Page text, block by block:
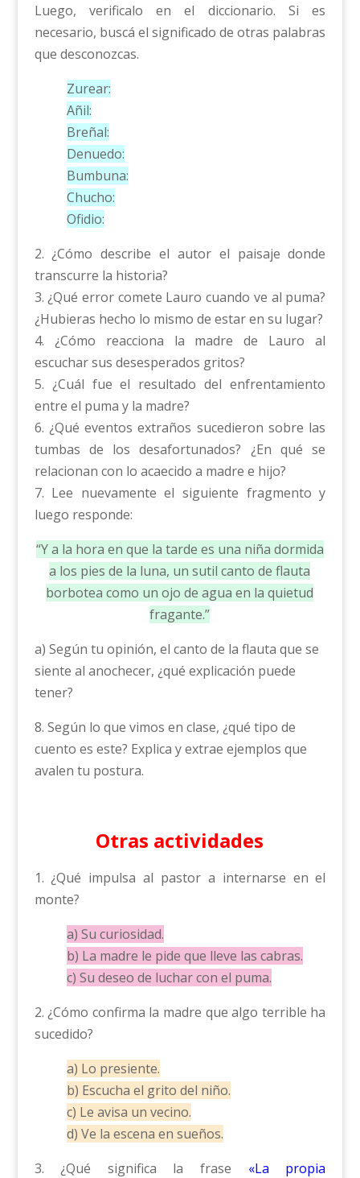
Luego, verificalo en el diccionario. Si es
necesario, buscá el significado de otras palabras
que desconozcas.
Zurear:
Añil:
Breñal:
Denuedo:
Bumbuna:
Chucho:
Ofidio:
2. ¿Cómo describe el autor el paisaje donde
transcurre la historia?
3. ¿Qué error comete Lauro cuando ve al puma?
¿Hubieras hecho lo mismo de estar en su lugar?
4. ¿Cómo reacciona la madre de Lauro al
escuchar sus desesperados gritos?
5. ¿Cuál fue el resultado del enfrentamiento
entre el puma y la madre?
6. ¿Qué eventos extraños sucedieron sobre las
tumbas de los desafortunados? ¿En qué se
relacionan con lo acaecido a madre e hijo?
7. Lee nuevamente el siguiente fragmento y
luego responde:
“Y a la hora en que la tarde es una niña dormida
a los pies de la luna, un sutil canto de flauta
borbotea como un ojo de agua en la quietud
fragante.”
a) Según tu opinión, el canto de la flauta que se
siente al anochecer, ¿qué explicación puede
tener?
8. Según lo que vimos en clase, ¿qué tipo de
cuento es este? Explica y extrae ejemplos que
avalen tu postura.
Otras actividades
1. ¿Qué impulsa al pastor a internarse en el
monte?
a) Su curiosidad.
b) La madre le pide que lleve las cabras.
c) Su deseo de luchar con el puma.
2. ¿Cómo confirma la madre que algo terrible ha
sucedido?
a) Lo presiente.
b) Escucha el grito del niño.
c) Le avisa un vecino.
d) Ve la escena en sueños.
3. ¿Qué significa la frase «La propia